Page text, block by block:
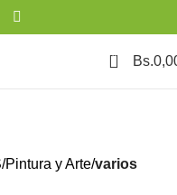
0 Bs.
Pintura y Arte varios